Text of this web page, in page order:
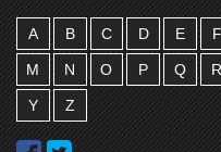
A B C D E F
M N O P Q R
Y Z